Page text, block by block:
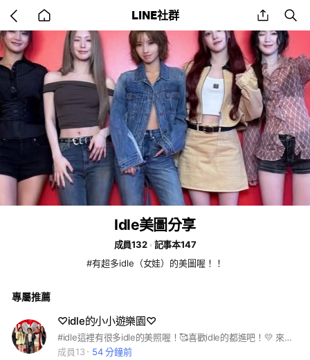
back
to
home
LINE社群 share
Idle美圖分享
成員132
記事本147
#有超多idle（女娃）的美圖喔！！
專屬推薦
♡idle的小小遊樂園♡
#idle這裡有很多idle的美照喔！🥰喜歡idle的都進吧！💛 來這裡不僅可以得到關於idle的消息，還可以聊平常的生活事，而且這裡的大家絕不會忽略訊息 我的另一個群：蛋仔派對逃出驚魂夜 #爬出驚魂夜#追星#idle#送圖
成員13
54 分鐘前